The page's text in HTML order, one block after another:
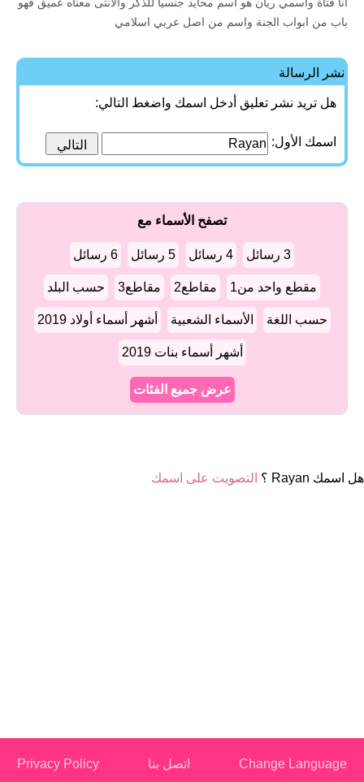
باب من ابواب الجنة واسم من اصل عربي اسلامي
نشر الرسالة
هل تريد نشر تعليق أدخل اسمك واضغط التالي:
اسمك الأول:
تصفح الأسماء مع
3 رسائل 4 رسائل 5 رسائل 6 رسائل
مقطع واحد من1 مقاطع2 مقاطع3 حسب البلد
حسب اللغة الأسماء الشعبية أشهر أسماء أولاد 2019
أشهر أسماء بنات 2019
عرض جميع الفئات
هل اسمك Rayan ؟ التصويت على اسمك
Change Language اتصل بنا Privacy Policy